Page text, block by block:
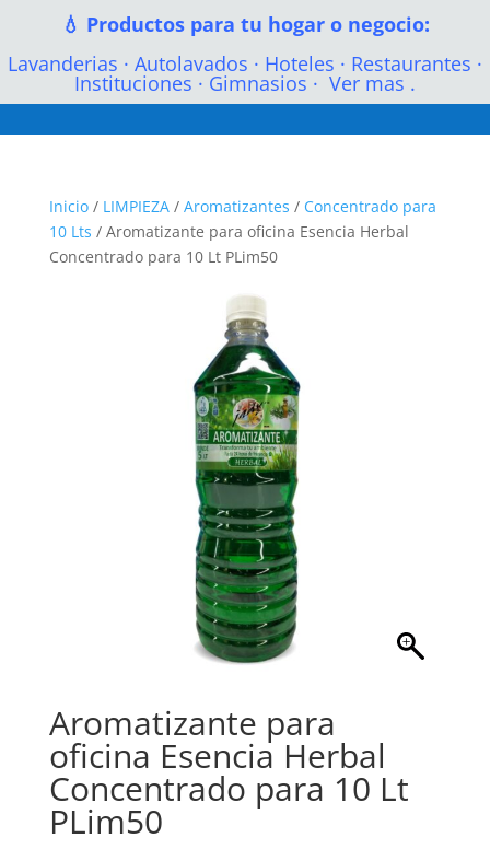
💧 Productos para tu hogar o negocio:
Lavanderias · Autolavados · Hoteles · Restaurantes ·
Instituciones · Gimnasios · Ver mas .
Inicio/ LIMPIEZA/ Aromatizantes / Concentrado para
10 Lts / Aromatizante para oficina Esencia Herbal
Concentrado para 10 Lt PLim50
Aromatizante para
oficina Esencia Herbal
Concentrado para 10 Lt
PLim50